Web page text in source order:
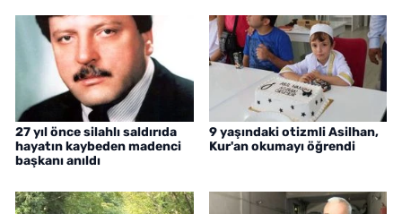
27 yıl önce silahlı saldırıda
hayatın kaybeden madenci
başkanı anıldı
9 yaşındaki otizmli Asilhan,
Kur'an okumayı öğrendi